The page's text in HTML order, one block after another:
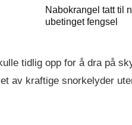
Nabokrangel tatt til
ubetinget fengsel
tidlig opp for å dra på
av kraftige snorkelyder